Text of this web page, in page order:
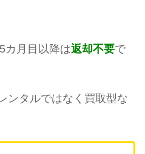
カ月目以降は返却不要で
ンタルではなく買取型な